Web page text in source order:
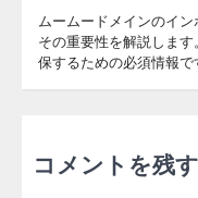
ムームードメインのイ
その重要性を解説しま
保するための必須情報で
コメントを残す